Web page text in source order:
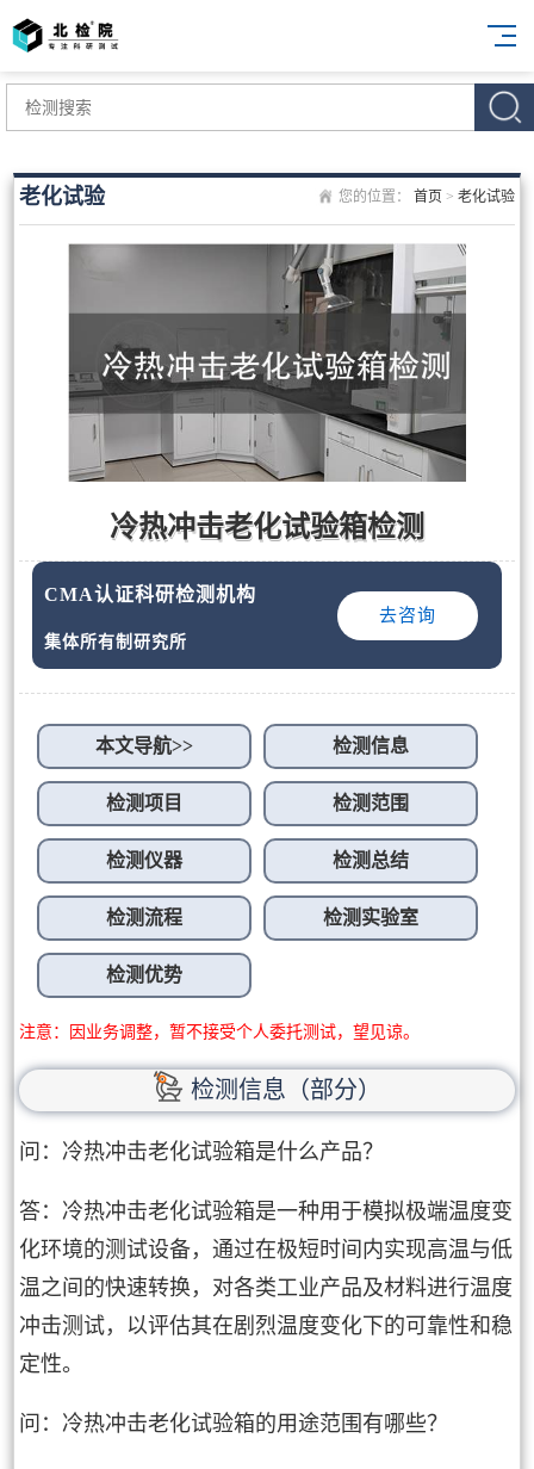
您的位置： 首页 > 老化试验
老化试验
冷热冲击老化试验箱检测
CMA认证科研检测机构
集体所有制研究所
去咨询
本文导航>> 检测信息
检测项目 检测范围
检测仪器 检测总结
检测流程 检测实验室
检测优势
注意：因业务调整，暂不接受个人委托测试，望见谅。
检测信息（部分）
问：冷热冲击老化试验箱是什么产品？
答：冷热冲击老化试验箱是一种用于模拟极端温度变
化环境的测试设备，通过在极短时间内实现高温与低
温之间的快速转换，对各类工业产品及材料进行温度
冲击测试，以评估其在剧烈温度变化下的可靠性和稳
定性。
问：冷热冲击老化试验箱的用途范围有哪些？